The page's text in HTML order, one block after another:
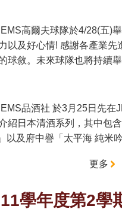
高爾夫球隊於4/28(五)
以及好心情! 感謝各產業
球敘。未來球隊也將持續
品酒社 於3月25日先
紹日本清酒系列，其中包
以及府中譽「太平海 純米
更多
學年度第2學